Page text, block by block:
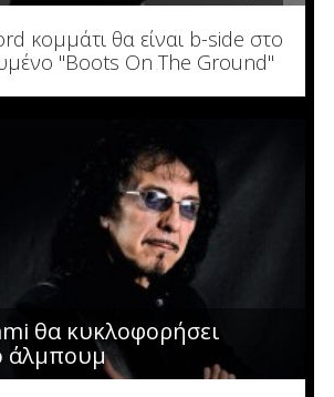
κομμάτι θα είναι b-side στο
"Boots On The Ground"
θα κυκλοφορήσει
άλμπουμ